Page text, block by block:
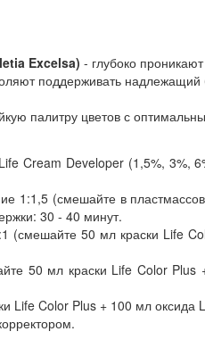
Excelsa) - глубоко
поддерживать
палитру цветов с
Cream Developer (1,5%,
1:1,5 (смешайте в
30 - 40 минут.
(смешайте 50 мл краски Life
50 мл краски Life Color
Life Color Plus + 100 мл